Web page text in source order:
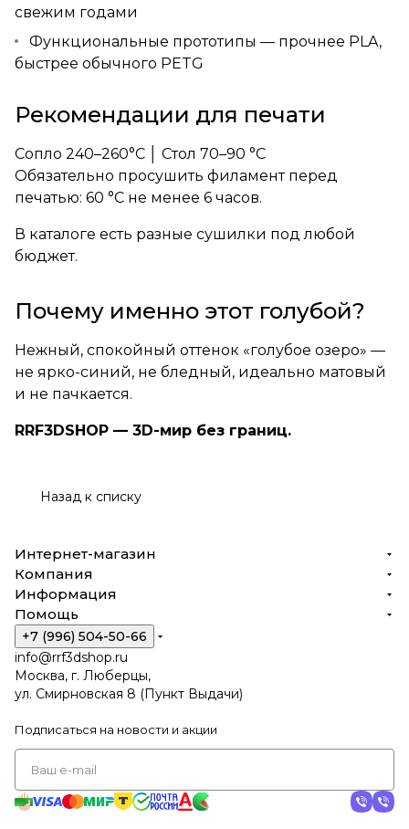
свежим годами
Функциональные прототипы — прочнее PLA,
быстрее обычного PETG
Рекомендации для печати
Сопло 240–260°C │ Стол 70–90 °C
Обязательно просушить филамент перед
печатью: 60 °C не менее 6 часов.
В каталоге есть разные сушилки под любой
бюджет.
Почему именно этот голубой?
Нежный, спокойный оттенок «голубое озеро» —
не ярко-синий, не бледный, идеально матовый
и не пачкается.
RRF3DSHOP — 3D-мир без границ.
Назад к списку
Интернет-магазин
Компания
Информация
Помощь
+7 (996) 504-50-66
info@rrf3dshop.ru
Москва, г. Люберцы,
ул. Смирновская 8 (Пункт Выдачи)
Подписаться на новости и акции